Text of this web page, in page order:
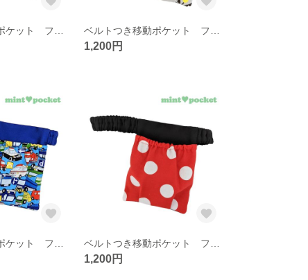
1,200円
1,200円